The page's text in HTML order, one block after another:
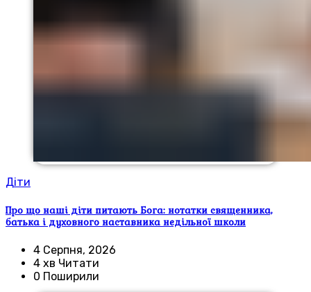
Діти
Про що наші діти питають Бога: нотатки священника,
батька і духовного наставника недільної школи
4 Серпня, 2026
4 хв Читати
0 Поширили